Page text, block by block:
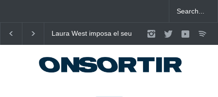
Laura West imposa el seu
pop de “m’enxules”
Poggioli i Meri Prata
eleven al cel amb
NOSALTRES’